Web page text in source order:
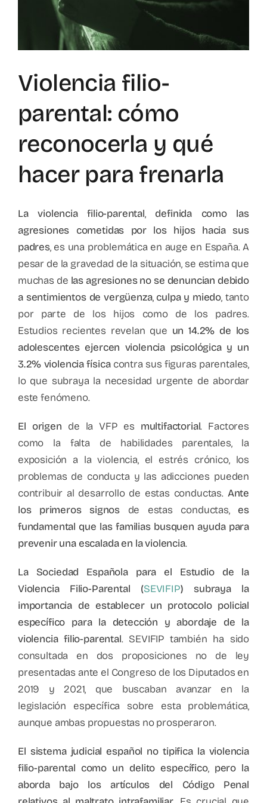
Mapa de recursos
Observatorio VFP
Contacto
Violencia filio-
parental: cómo
reconocerla y qué
hacer para frenarla
La violencia filio-parental, definida como las
agresiones cometidas por los hijos hacia sus
padres, es una problemática en auge en España. A
pesar de la gravedad de la situación, se estima que
muchas de las agresiones no se denuncian debido
a sentimientos de vergüenza, culpa y miedo, tanto
por parte de los hijos como de los padres.
Estudios recientes revelan que un 14.2% de los
adolescentes ejercen violencia psicológica y un
3.2% violencia físicacontra sus figuras parentales,
lo que subraya la necesidad urgente de abordar
este fenómeno.
El origen de la VFP es multifactorial. Factores
como la falta de habilidades parentales, la
exposición a la violencia, el estrés crónico, los
problemas de conducta y las adicciones pueden
contribuir al desarrollo de estas conductas. Ante
los primeros signos de estas conductas, es
fundamental que las familias busquen ayuda para
prevenir una escalada en la violencia.
La Sociedad Española para el Estudio de la
Violencia Filio-Parental (SEVIFIP) subraya la
importancia de establecer un protocolo policial
específico para la detección y abordaje de la
violencia filio-parental. SEVIFIP también ha sido
consultada en dos proposiciones no de ley
presentadas ante el Congreso de los Diputados en
2019 y 2021, que buscaban avanzar en la
legislación específica sobre esta problemática,
aunque ambas propuestas no prosperaron.
El sistema judicial español no tipifica la violencia
filio-parental como un delito específico, pero la
aborda bajo los artículos del Código Penal